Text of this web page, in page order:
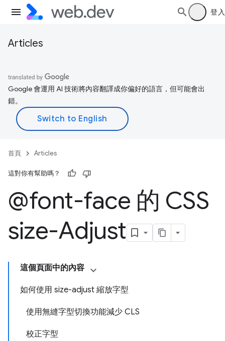
登入
Articles
Google 會運用 AI 技術將內容翻譯成你偏好的語言，但可能會出
錯。
首頁 Articles
這對你有幫助嗎？
@font-face 的 CSS
size-Adjust
這個頁面中的內容
如何使用 size-adjust 縮放字型
使用無縫字型切換功能減少 CLS
校正字型